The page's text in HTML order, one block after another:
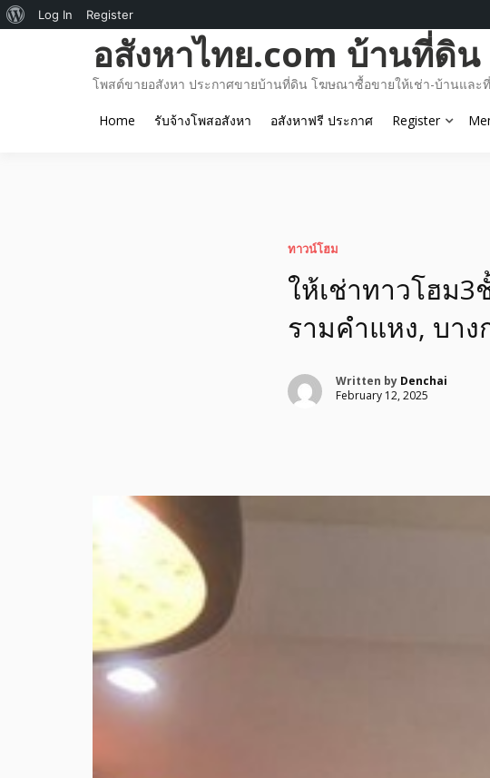
อสังหาไทย.com บ้านที่ดิ
โพสต์ขายอสังหา ประกาศขายบ้านที่ดิน โฆษณาซื้อขายให้เช่า-บ้านและ
Home รับจ้างโพสอสังหา อสังหาฟรี ประกาศ Register
ทาวน์โฮม
ให้เช่าทาวโฮม3
รามคำแหง, บาง
Written by Denchai
February 12, 2025
About
Log In Register